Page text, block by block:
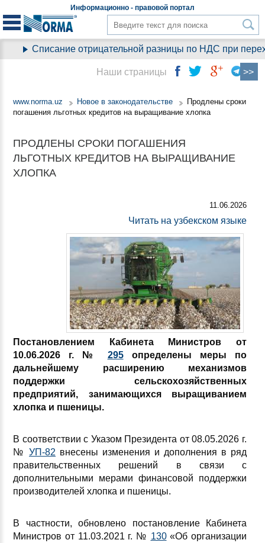
Информационно - правовой портал
Списание отрицательной разницы по НДС при
www.norma.uz Новое в законодательстве
Продлены сроки
погашения льготных кредитов на выращивание хлопка
ПРОДЛЕНЫ СРОКИ ПОГАШЕНИЯ
ЛЬГОТНЫХ КРЕДИТОВ НА ВЫРАЩИВАНИЕ
ХЛОПКА
11.06.2026
Читать на узбекском языке
Постановлением Кабинета Министров от
10.06.2026 г.
№ 295определены меры по
дальнейшему расширению механизмов
поддержки сельскохозяйственных
предприятий, занимающихся выращиванием
хлопка и пшеницы.
В соответствии с Указом Президента от 08.05.2026 г.
№УП-82 внесены изменения и дополнения в ряд
правительственных решений в связи с
дополнительными мерами финансовой поддержки
производителей хлопка и пшеницы.
В частности, обновлено постановление Кабинета
Министров от 11.03.2021 г. № 130«Об организации
Наши страницы